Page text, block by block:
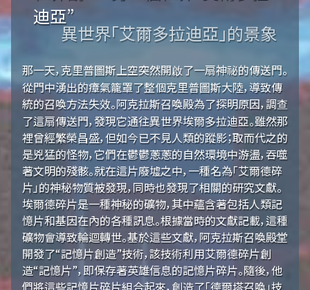
迪亞”
異世界「艾爾多拉迪亞」的景象
那一天，克里普圖斯上空突然開啟了一扇神祕的傳送門。
從門中湧出的瘴氣籠罩了整個克里普圖斯大陸，導致傳
統的召喚方法失效。阿克拉斯召喚殿為了探明原因，調查
了這扇傳送門，發現它通往異世界埃爾多拉迪亞。雖然那
裡曾經繁榮昌盛，但如今已不見人類的蹤影；取而代之的
是兇猛的怪物，它們在鬱鬱蔥蔥的自然環境中游盪，吞噬
著文明的殘骸。就在這片廢墟之中，一種名為「艾爾德碎
片」的神秘物質被發現，同時也發現了相關的研究文獻。
埃爾德碎片是一種神秘的礦物，其中蘊含著包括人類記
憶片和基因在內的各種訊息。根據當時的文獻記載，這種
礦物會導致輪迴轉世。基於這些文獻，阿克拉斯召喚殿堂
開發了“記憶片創造”技術，該技術利用艾爾德碎片創
造“記憶片”，即保存著英雄信息的記憶片碎片。隨後，他
們將這些記憶片碎片組合起來，創造了「德爾塔召喚」技